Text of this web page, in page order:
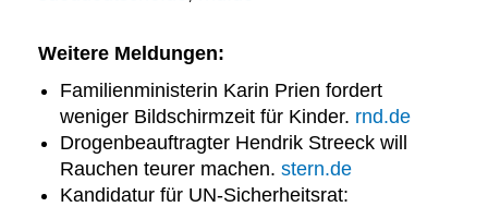
Weitere Meldungen:
Familienministerin Karin Prien fordert
weniger Bildschirmzeit für Kinder. rnd.de
Drogenbeauftragter Hendrik Streeck will
Rauchen teurer machen. stern.de
Kandidatur für UN-Sicherheitsrat: